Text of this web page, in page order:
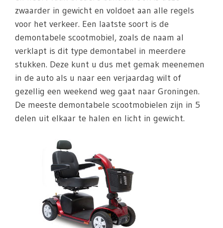
zwaarder in gewicht en voldoet aan alle regels
voor het verkeer. Een laatste soort is de
demontabele scootmobiel, zoals de naam al
verklapt is dit type demontabel in meerdere
stukken. Deze kunt u dus met gemak meenemen
in de auto als u naar een verjaardag wilt of
gezellig een weekend weg gaat naar Groningen.
De meeste demontabele scootmobielen zijn in 5
delen uit elkaar te halen en licht in gewicht.